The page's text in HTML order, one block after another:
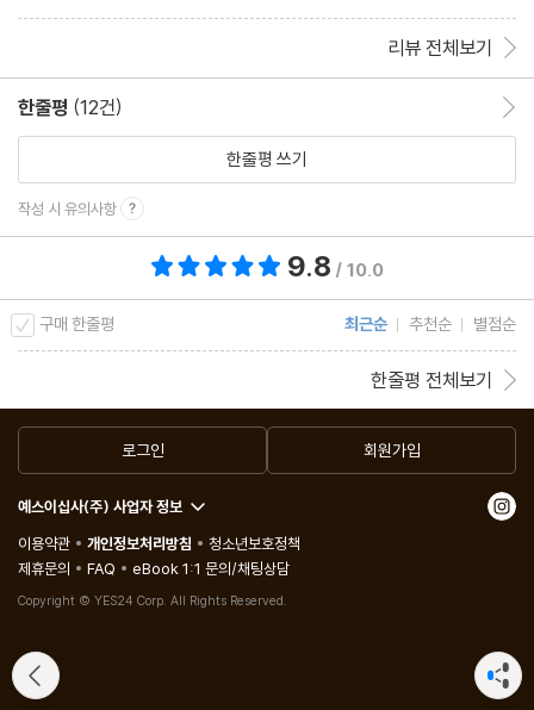
리뷰 전체보기
한줄평 (12건)
한줄평 쓰기
작성 시 유의사항
9.8 / 10.0
구매 한줄평 최근순 추천순 별점순
한줄평 전체보기
로그인 회원가입
예스이십사(주) 사업자 정보
이용약관
개인정보처리방침
청소년보호정책
제휴문의
FAQ eBook 1:1 문의/채팅상담
Copyright © YES24 Corp. All Rights Reserved.